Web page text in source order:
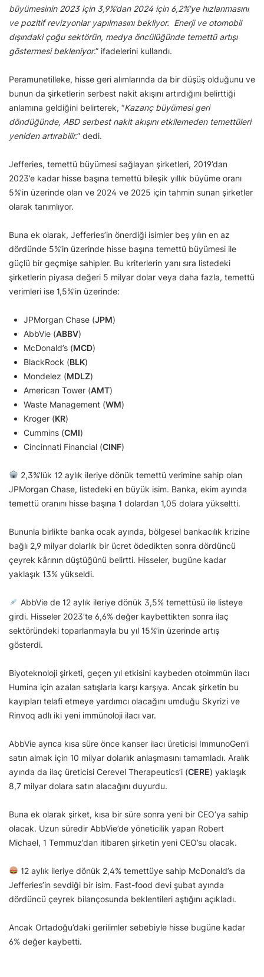
büyümesinin 2023 için 3,9%’dan 2024 için 6,2%’ye hızlanmasını
ve pozitif revizyonlar yapılmasını bekliyor. Enerji ve otomobil
dışındaki çoğu sektörün, medya öncülüğünde temettü artışı
göstermesi bekleniyor.” ifadelerini kullandı.
Peramunetilleke, hisse geri alımlarında da bir düşüş olduğunu ve
bunun da şirketlerin serbest nakit akışını artırdığını belirttiği
anlamına geldiğini belirterek, “Kazanç büyümesi geri
döndüğünde, ABD serbest nakit akışını etkilemeden temettüleri
yeniden artırabilir.” dedi.
Jefferies, temettü büyümesi sağlayan şirketleri, 2019’dan
2023’e kadar hisse başına temettü bileşik yıllık büyüme oranı
5%’in üzerinde olan ve 2024 ve 2025 için tahmin sunan şirketler
olarak tanımlıyor.
Buna ek olarak, Jefferies’in önerdiği isimler beş yılın en az
dördünde 5%’in üzerinde hisse başına temettü büyümesi ile
güçlü bir geçmişe sahipler. Bu kriterlerin yanı sıra listedeki
şirketlerin piyasa değeri 5 milyar dolar veya daha fazla, temettü
verimleri ise 1,5%’in üzerinde:
JPMorgan Chase (JPM)
AbbVie (ABBV)
McDonald’s (MCD)
BlackRock (BLK)
Mondelez (MDLZ)
American Tower (AMT)
Waste Management (WM)
Kroger (KR)
Cummins (CMI)
Cincinnati Financial (CINF)
2,3%’lük 12 aylık ileriye dönük temettü verimine sahip olan
JPMorgan Chase, listedeki en büyük isim. Banka, ekim ayında
temettü oranını hisse başına 1 dolardan 1,05 dolara yükseltti.
Bununla birlikte banka ocak ayında, bölgesel bankacılık krizine
bağlı 2,9 milyar dolarlık bir ücret ödedikten sonra dördüncü
çeyrek kârının düştüğünü belirtti. Hisseler, bugüne kadar
yaklaşık 13% yükseldi.
AbbVie de 12 aylık ileriye dönük 3,5% temettüsü ile listeye
girdi. Hisseler 2023’te 6,6% değer kaybettikten sonra ilaç
sektöründeki toparlanmayla bu yıl 15%’in üzerinde artış
gösterdi.
Biyoteknoloji şirketi, geçen yıl etkisini kaybeden otoimmün ilacı
Humina için azalan satışlarla karşı karşıya. Ancak şirketin bu
kayıpları telafi etmeye yardımcı olacağını umduğu Skyrizi ve
Rinvoq adlı iki yeni immünoloji ilacı var.
AbbVie ayrıca kısa süre önce kanser ilacı üreticisi ImmunoGen’i
satın almak için 10 milyar dolarlık anlaşmasını tamamladı. Aralık
ayında da ilaç üreticisi Cerevel Therapeutics’i (CERE) yaklaşık
8,7 milyar dolara satın alacağını duyurdu.
Buna ek olarak şirket, kısa bir süre sonra yeni bir CEO’ya sahip
olacak. Uzun süredir AbbVie’de yöneticilik yapan Robert
Michael, 1 Temmuz’dan itibaren şirketin yeni CEO’su olacak.
12 aylık ileriye dönük 2,4% temettüye sahip McDonald’s da
Jefferies’in sevdiği bir isim. Fast-food devi şubat ayında
dördüncü çeyrek bilançosunda beklentileri aştığını açıkladı.
Ancak Ortadoğu’daki gerilimler sebebiyle hisse bugüne kadar
6% değer kaybetti.